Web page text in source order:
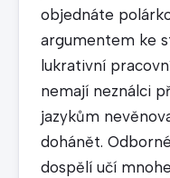
objednáte
argumentem ke
lukrativní
nemají neználci
jazykům
dohánět.
dospělí učí